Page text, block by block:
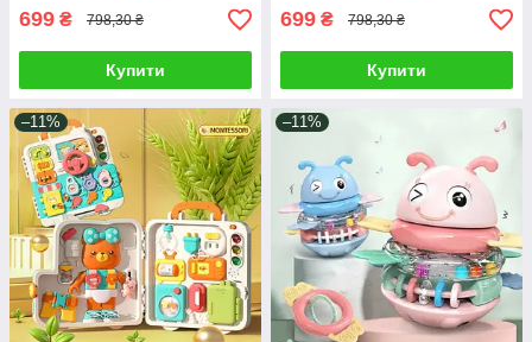
699 ₴ 798,30 ₴
Купити
699 ₴ 798,30 ₴
Купити
–11% –11%